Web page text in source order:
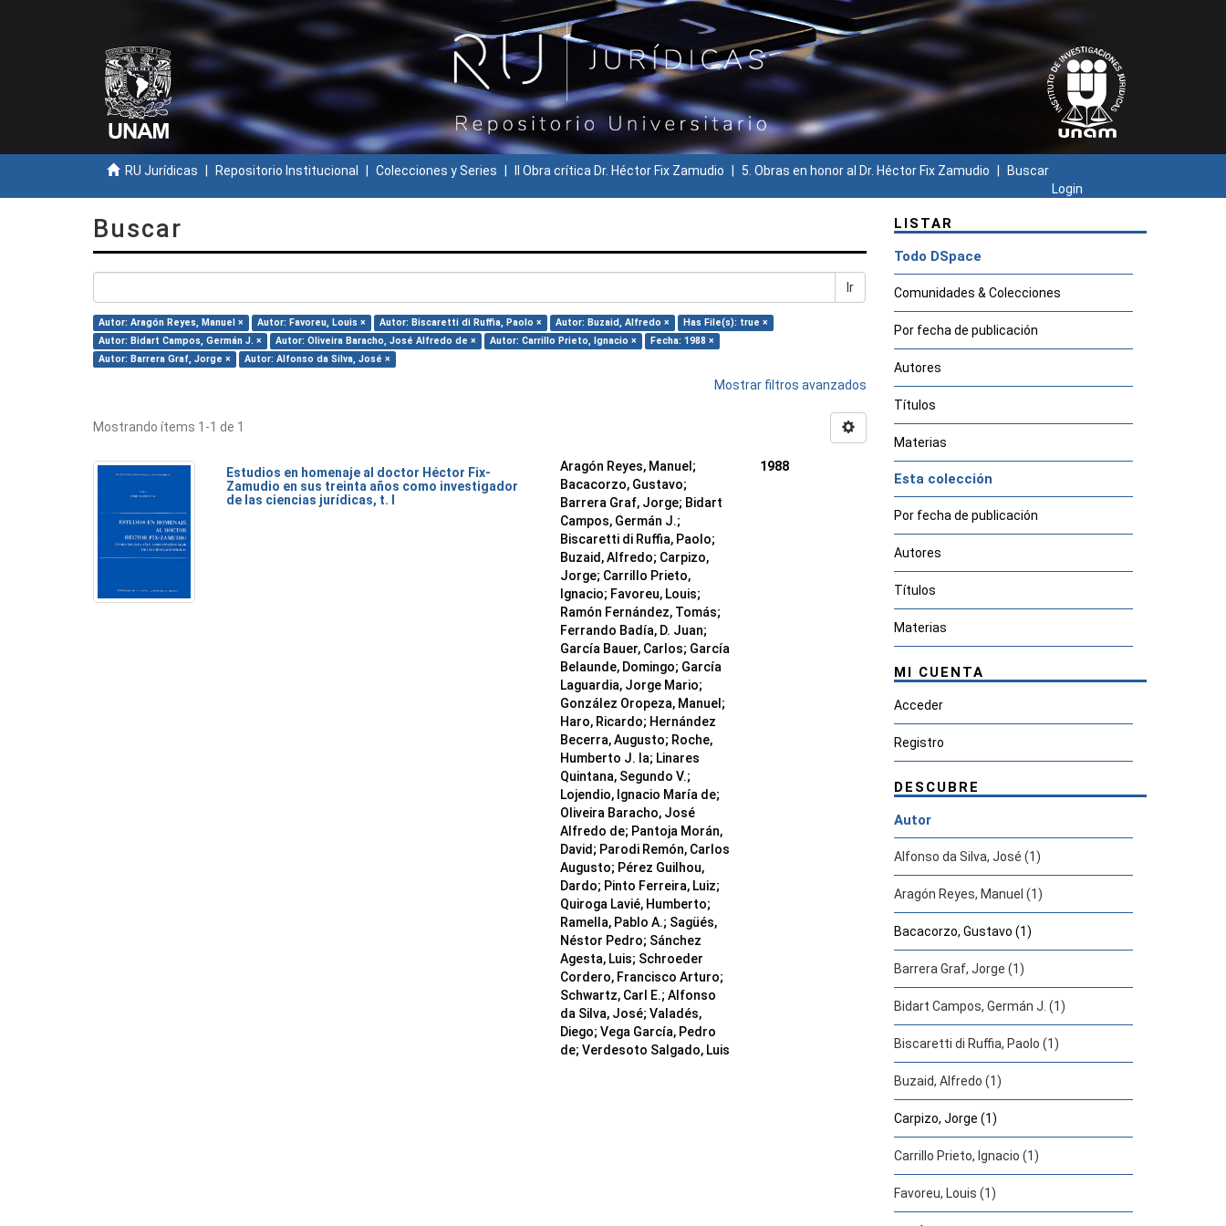
RU Jurídicas Repositorio Institucional Colecciones y Series II Obra crítica Dr. Héctor Fix Zamudio 5. Obras en honor al Dr. Héctor Fix Zamudio
Buscar
Login
Buscar
Ir
Autor: Aragón Reyes, Manuel × Autor: Favoreu, Louis × Autor: Biscaretti di Ruffia, Paolo × Autor: Buzaid, Alfredo ×
Has File(s): true ×
Autor: Bidart Campos, Germán J. ×
Autor: Oliveira Baracho, José Alfredo de × Autor: Carrillo Prieto, Ignacio ×
Fecha: 1988 ×
Autor: Barrera Graf, Jorge ×
Autor: Alfonso da Silva, José ×
Mostrar filtros avanzados
Mostrando ítems 1-1 de 1
Estudios en homenaje al doctor Héctor Fix-
Zamudio en sus treinta años como investigador
de las ciencias jurídicas, t. I
Aragón Reyes, Manuel;
Bacacorzo, Gustavo;
Barrera Graf, Jorge; Bidart
Campos, Germán J.;
Biscaretti di Ruffia, Paolo;
Buzaid, Alfredo; Carpizo,
Jorge; Carrillo Prieto,
Ignacio; Favoreu, Louis;
Ramón Fernández, Tomás;
Ferrando Badía, D. Juan;
García Bauer, Carlos; García
Belaunde, Domingo; García
Laguardia, Jorge Mario;
González Oropeza, Manuel;
Haro, Ricardo; Hernández
Becerra, Augusto; Roche,
Humberto J. la; Linares
Quintana, Segundo V.;
Lojendio, Ignacio María de;
Oliveira Baracho, José
Alfredo de; Pantoja Morán,
David; Parodi Remón, Carlos
Augusto; Pérez Guilhou,
Dardo; Pinto Ferreira, Luiz;
Quiroga Lavié, Humberto;
Ramella, Pablo A.; Sagüés,
Néstor Pedro; Sánchez
Agesta, Luis; Schroeder
Cordero, Francisco Arturo;
Schwartz, Carl E.; Alfonso
da Silva, José; Valadés,
Diego; Vega García, Pedro
de; Verdesoto Salgado, Luis
1988
LISTAR
Todo DSpace
Comunidades & Colecciones
Por fecha de publicación
Autores
Títulos
Materias
Esta colección
Por fecha de publicación
Autores
Títulos
Materias
MI CUENTA
Acceder
Registro
DESCUBRE
Autor
Alfonso da Silva, José (1)
Aragón Reyes, Manuel (1)
Bacacorzo, Gustavo (1)
Barrera Graf, Jorge (1)
Bidart Campos, Germán J. (1)
Biscaretti di Ruffia, Paolo (1)
Buzaid, Alfredo (1)
Carpizo, Jorge (1)
Carrillo Prieto, Ignacio (1)
Favoreu, Louis (1)